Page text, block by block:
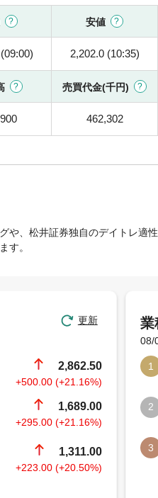
安値
2,202.0 (10:35)
売買代金(千円)
462,302
や、松井証券独自のデイトレ適性
す。